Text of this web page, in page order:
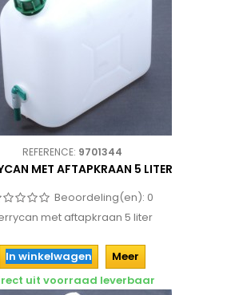
REFERENCE: 9701344
MET AFTAPKRAAN 5 LITER
Beoordeling(en): 0
met aftapkraan 5 liter
In winkelwagen
Meer
uit voorraad leverbaar